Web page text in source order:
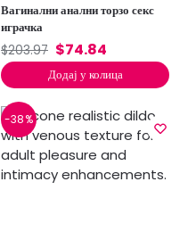
Вагинални анални торзо секс
играчка
$203.97 $74.84
Додај у колица
-38%